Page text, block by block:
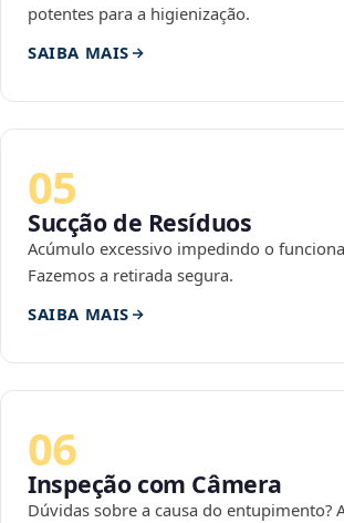
potentes para a higienização.
SAIBA MAIS
05
Sucção de Resíduos
Acúmulo excessivo impedindo o
Fazemos a retirada segura.
SAIBA MAIS
06
Inspeção com Câmera
Dúvidas sobre a causa do entupimento?